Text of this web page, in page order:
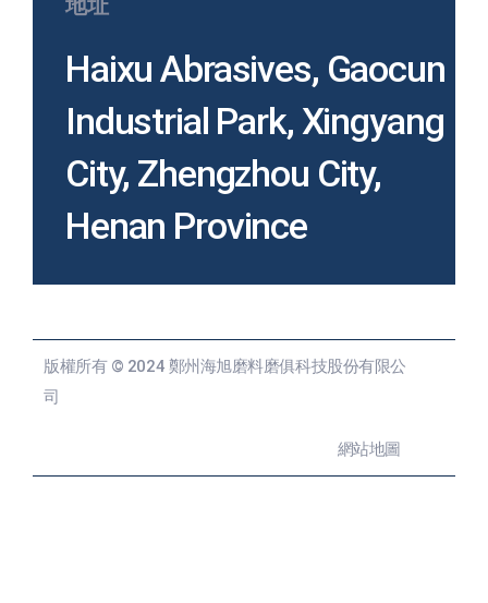
地址
Haixu Abrasives, Gaocun
Industrial Park, Xingyang
City, Zhengzhou City,
Henan Province
版權所有 © 2024 鄭州海旭磨料磨俱科技股份有限公
司
網站地圖